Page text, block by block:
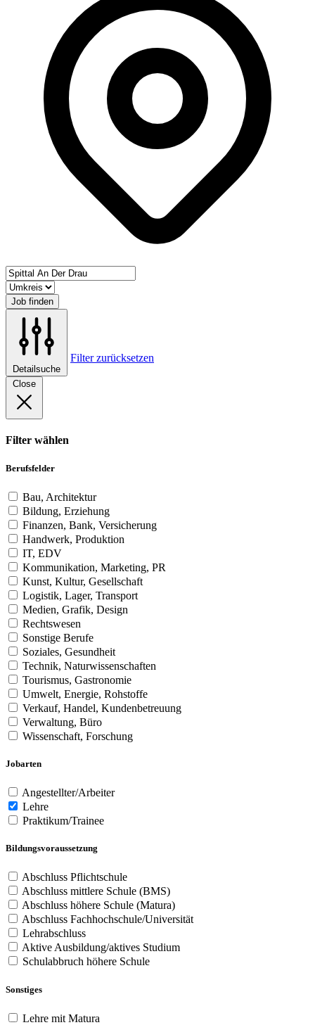
Job finden
Detailsuche
Filter zurücksetzen
Close
Filter wählen
Berufsfelder
Bau, Architektur
Bildung, Erziehung
Finanzen, Bank, Versicherung
Handwerk, Produktion
IT, EDV
Kommunikation, Marketing, PR
Kunst, Kultur, Gesellschaft
Logistik, Lager, Transport
Medien, Grafik, Design
Rechtswesen
Sonstige Berufe
Soziales, Gesundheit
Technik, Naturwissenschaften
Tourismus, Gastronomie
Umwelt, Energie, Rohstoffe
Verkauf, Handel, Kundenbetreuung
Verwaltung, Büro
Wissenschaft, Forschung
Jobarten
Angestellter/Arbeiter
Lehre
Praktikum/Trainee
Bildungsvoraussetzung
Abschluss Pflichtschule
Abschluss mittlere Schule (BMS)
Abschluss höhere Schule (Matura)
Abschluss Fachhochschule/Universität
Lehrabschluss
Aktive Ausbildung/aktives Studium
Schulabbruch höhere Schule
Sonstiges
Lehre mit Matura